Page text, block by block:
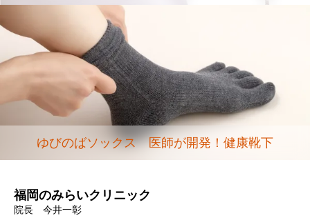
ゆびのばソックス 医師が開発！健康靴下
福岡のみらいクリニック
院長 今井一彰